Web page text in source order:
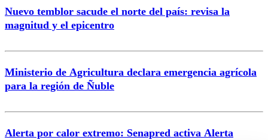
Nuevo temblor sacude el norte del país: revisa la
magnitud y el epicentro
Ministerio de Agricultura declara emergencia agrícola
para la región de Ñuble
Alerta por calor extremo: Senapred activa Alerta